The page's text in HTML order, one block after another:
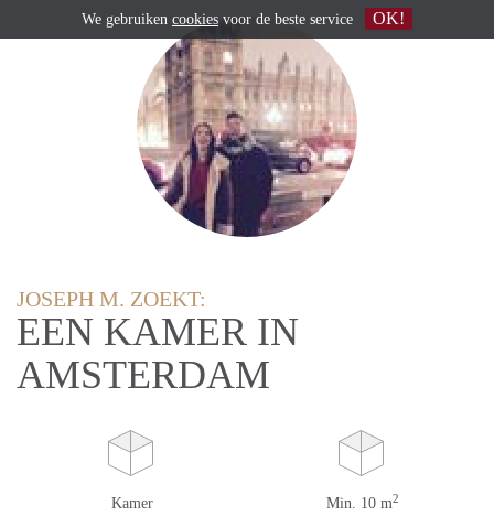
JOSEPH M. ZOEKT:
EEN KAMER IN
AMSTERDAM
Kamer Min. 10 m2
We gebruiken cookies voor de beste service OK!